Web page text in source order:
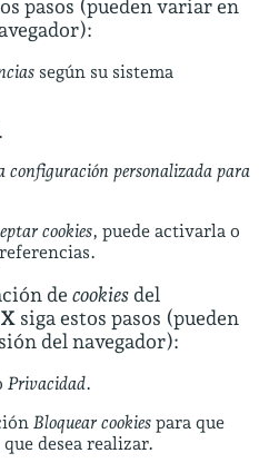
pasos (pueden variar en
según su sistema
.
configuración personalizada para
cookies, puede activarla o
de cookies del
siga estos pasos (pueden
del navegador):
Privacidad.
Bloquear cookies para que
desea realizar.